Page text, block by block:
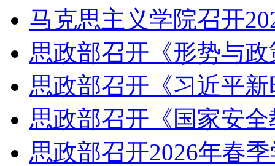
马克思主义学院召开
思政部召开《形势与
思政部召开《习近平
思政部召开《国家安
思政部召开2026年春